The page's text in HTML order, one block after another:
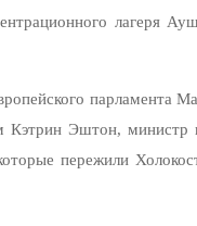
лагеря
парламента
Кэтрин Эштон,
пережили